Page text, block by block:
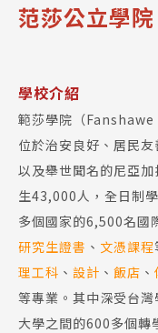
范莎公立學院
學校介紹
範莎學院（Fanshawe
位於治安良好、居民
以及舉世聞名的尼亞
生43,000人，全日制
多個國家的6,500名國
研究生證書 、 文憑課程
理工科 、 設計 、 飯店 、
等專業。其中深受台
大學之間的600多個轉